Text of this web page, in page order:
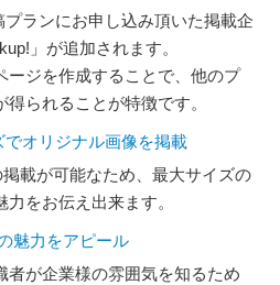
ランにお申し込み頂いた掲載企
」が追加されます。
ージを作成することで、他のプ
られることが特徴です。
オリジナル画像を掲載
載が可能なため、最大サイズの
をお伝え出来ます。
魅力をアピール
者が企業様の雰囲気を知るため